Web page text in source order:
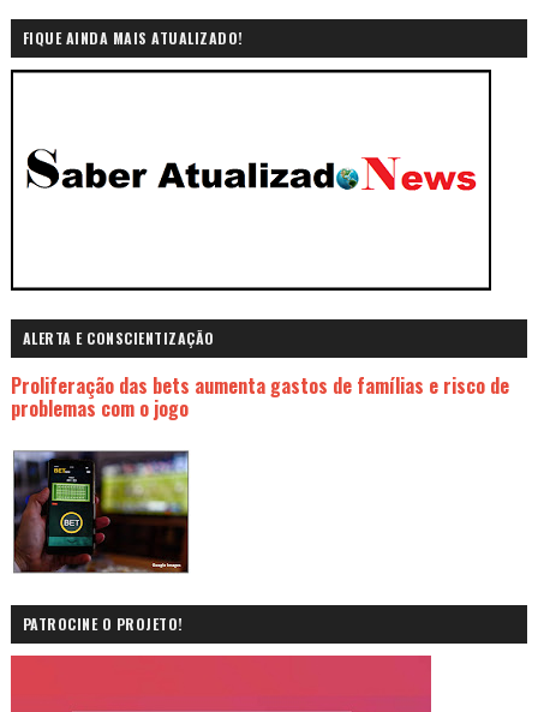
FIQUE AINDA MAIS ATUALIZADO!
ALERTA E CONSCIENTIZAÇÃO
Proliferação das bets aumenta gastos de famílias e risco de
problemas com o jogo
PATROCINE O PROJETO!